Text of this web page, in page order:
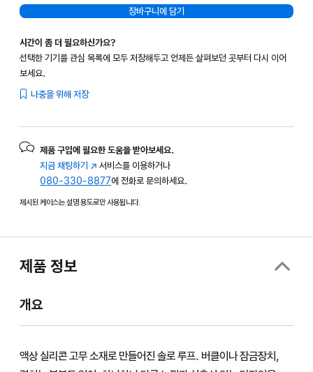
장바구니에 담기
시간이 좀 더 필요하신가요?
선택한 기기를 관심 목록에 모두 저장해두고 언제든 살펴보던 곳부터 다시 이어
보세요.
나중을 위해 저장
제품 구입에 필요한 도움을 받아보세요.
지금 채팅하기 (새
창에서
열림)
서비스를 이용하거나
080-330-8877에 전화로 문의하세요.
제시된 케이스는 설명 용도로만 사용됩니다.
제품 정보
개요
액상 실리콘 고무 소재로 만들어진 솔로 루프. 버클이나 잠금장치,